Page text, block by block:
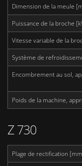
Dimension de la meule
Puissance de la broche
Vitesse variable de la
Système de
Encombrement au sol,
Poids de la machine,
Z 730
Plage de rectification